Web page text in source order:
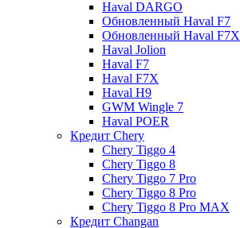
Haval DARGO
Обновленный Haval F7
Обновленный Haval F7X
Haval Jolion
Haval F7
Haval F7X
Haval H9
GWM Wingle 7
Haval POER
Кредит Chery
Chery Tiggo 4
Chery Tiggo 8
Chery Tiggo 7 Pro
Chery Tiggo 8 Pro
Chery Tiggo 8 Pro MAX
Кредит Changan